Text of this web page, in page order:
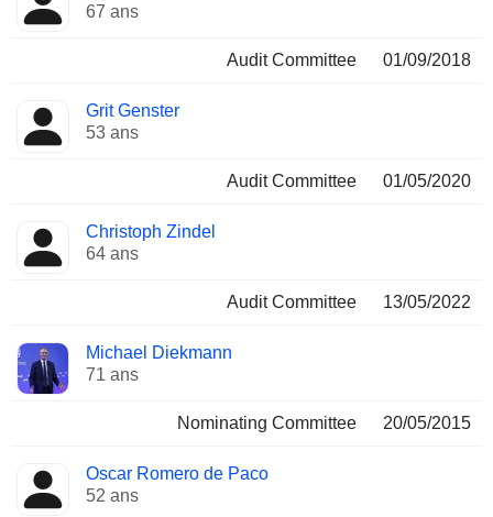
67 ans
Audit Committee 01/09/2018
Grit Genster
53 ans
Audit Committee 01/05/2020
Christoph Zindel
64 ans
Audit Committee 13/05/2022
Michael Diekmann
71 ans
Nominating Committee 20/05/2015
Oscar Romero de Paco
52 ans